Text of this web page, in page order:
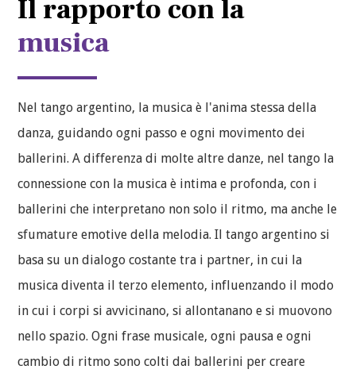
Il rapporto con la
musica
Nel tango argentino, la musica è l'anima stessa della
danza, guidando ogni passo e ogni movimento dei
ballerini. A differenza di molte altre danze, nel tango la
connessione con la musica è intima e profonda, con i
ballerini che interpretano non solo il ritmo, ma anche le
sfumature emotive della melodia. Il tango argentino si
basa su un dialogo costante tra i partner, in cui la
musica diventa il terzo elemento, influenzando il modo
in cui i corpi si avvicinano, si allontanano e si muovono
nello spazio. Ogni frase musicale, ogni pausa e ogni
cambio di ritmo sono colti dai ballerini per creare